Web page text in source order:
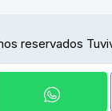
reservados